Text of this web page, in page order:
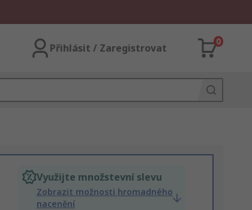
Přihlásit / Zaregistrovat
0
Využijte množstevní slevu
Zobrazit možnosti hromadného
nacenění